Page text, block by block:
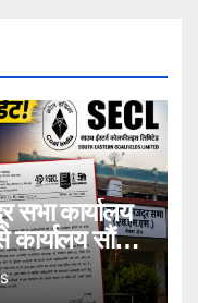
सभा कार्यालय
सौंपने